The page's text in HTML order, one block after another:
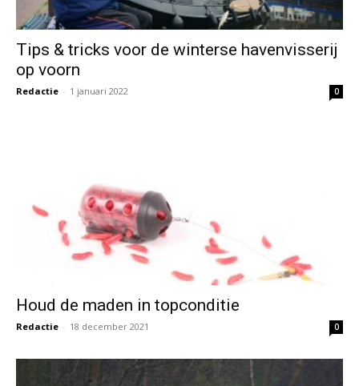
Tips & tricks voor de winterse havenvisserij
op voorn
Redactie - 1 januari 2022 0
Houd de maden in topconditie
Redactie - 18 december 2021 0